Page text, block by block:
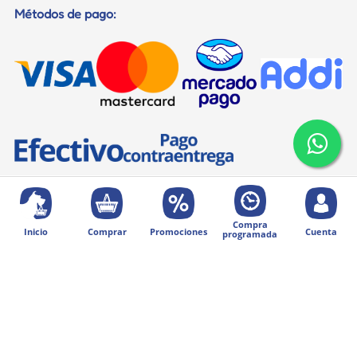
Inicio Comprar Promociones
Compra
programada
Cuenta
Métodos de pago: